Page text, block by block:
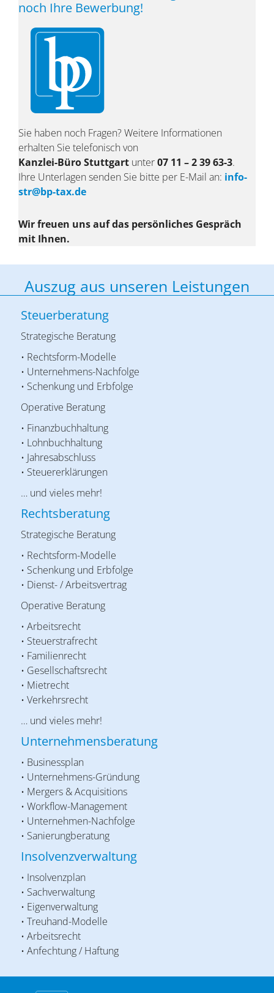
noch Ihre Bewerbung!
Sie haben noch Fragen? Weitere Informationen
erhalten Sie telefonisch von
Kanzlei-Büro Stuttgart unter07 11 – 2 39 63-3.
Ihre Unterlagen senden Sie bitte per E-Mail an: info-
str@bp-tax.de
Wir freuen uns auf das persönliches Gespräch
mit Ihnen.
Auszug aus unseren Leistungen
Steuerberatung
Strategische Beratung
• Rechtsform-Modelle
• Unternehmens-Nachfolge
• Schenkung und Erbfolge
Operative Beratung
• Finanzbuchhaltung
• Lohnbuchhaltung
• Jahresabschluss
• Steuererklärungen
… und vieles mehr!
Rechtsberatung
Strategische Beratung
• Rechtsform-Modelle
• Schenkung und Erbfolge
• Dienst- / Arbeitsvertrag
Operative Beratung
• Arbeitsrecht
• Steuerstrafrecht
• Familienrecht
• Gesellschaftsrecht
• Mietrecht
• Verkehrsrecht
… und vieles mehr!
Unternehmensberatung
• Businessplan
• Unternehmens-Gründung
• Mergers & Acquisitions
• Workflow-Management
• Unternehmen-Nachfolge
• Sanierungberatung
Insolvenzverwaltung
• Insolvenzplan
• Sachverwaltung
• Eigenverwaltung
• Treuhand-Modelle
• Arbeitsrecht
• Anfechtung / Haftung